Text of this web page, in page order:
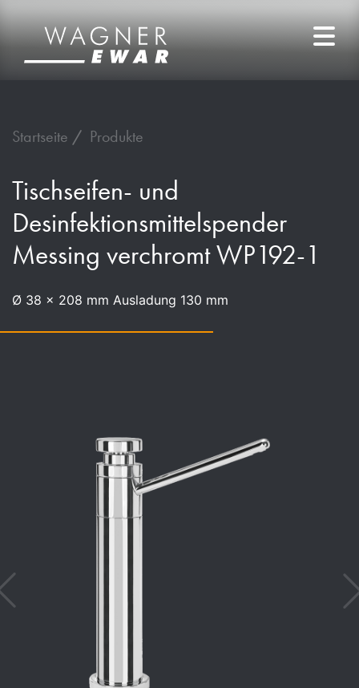
Startseite Produkte
Tischseifen- und
Desinfektionsmittelspender
Messing verchromt WP192-1
Ø 38 x 208 mm Ausladung 130 mm